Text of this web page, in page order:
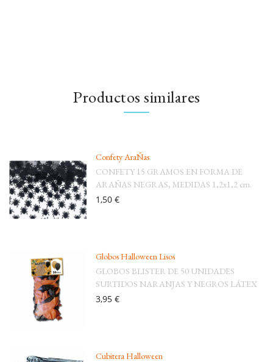
Productos similares
Confety AraÑas
CONFETY 15 GRAMOS EN FORMA DE
ARAÑAS NEGRAS, MEDIDAS 1,2x1,2 cm.
1,50 €
Globos Halloween Lisos
GLOBOS BLISTER DE 50 UNIDADES
SURTIDOS NARANJAS Y NEGROS LÁTEX
3,95 €
Cubitera Halloween